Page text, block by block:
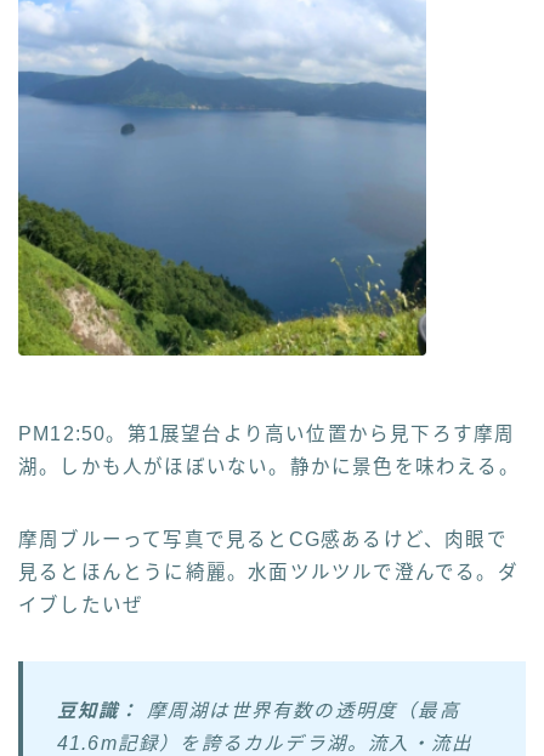
PM12:50。第1展望台より高い位置から見下ろす摩周
湖。しかも人がほぼいない。静かに景色を味わえる。
摩周ブルーって写真で見るとCG感あるけど、肉眼で
見るとほんとうに綺麗。水面ツルツルで澄んでる。ダ
イブしたいぜ
豆知識：
摩周湖は世界有数の透明度（最高
41.6m記録）を誇るカルデラ湖。流入・流出